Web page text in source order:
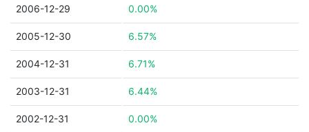
2006-12-29 0.00%
2005-12-30 6.57%
2004-12-31 6.71%
2003-12-31 6.44%
2002-12-31 0.00%